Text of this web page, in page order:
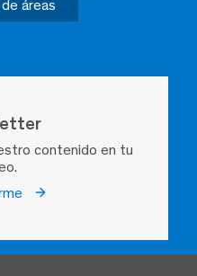
áreas
contenido en tu